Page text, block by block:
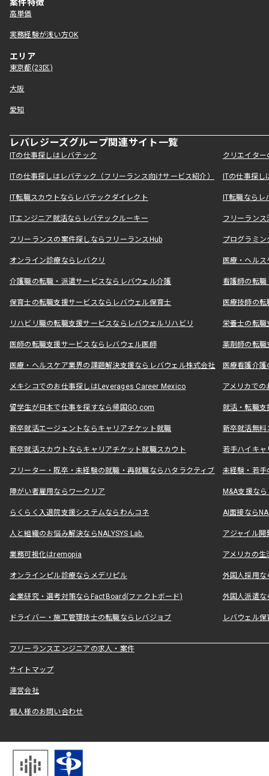
案件特徴
高単価
実務経験が浅い方OK
エリア
東京都(23区)
大阪
愛知
レバレジーズグループ関連サイト一覧
ITの仕事探しはレバテック クリエイタ
ITの仕事探しはレバテック（フリーランス向けサービス紹介） ITの仕事探
IT転職スカウトならレバテックダイレクト IT転職なら
ITエンジニア就活ならレバテックルーキー フリーラン
フリーランスの案件探しならフリーランスHub プログラミ
オンライン診療ならレバクリ 医療・ヘル
介護職の転職・派遣サービスならレバウェル介護 看護師の転
保育士の転職支援サービスならレバウェル保育士 医療技師の
リハビリ職の転職支援サービスならレバウェルリハビリ 栄養士の転
医師の転職支援サービスならレバウェル医師 薬剤師の転
医療・ヘルスケア業界の課題解決支援ならレバウェル株式会社 医療看護介
メキシコでのお仕事探しはLeverages Career Mexico アメリカで
留学生が日本で仕事を探すなら帰国GO.com 就活・転職
新卒就活エージェントならキャリアチケット就職 新卒就活無料
新卒就活スカウトならキャリアチケット就職スカウト 若手ハイキ
フリーター・既卒・未経験の就職・再就職ならハタラクティブ 未経験・若手
障がい者雇用ならワークリア M&A支援な
らくらく入退院支援システムならわんコネ AI面接なら
人と組織のお悩み解決ならNALYSYS Lab. アジャイル
業務可視化はremopia アメリカの
オンラインピル診療ならメデリピル 外国人採用
企業研究・選考対策ならFactBoard(ファクトボード) 外国人派遣な
ドライバー・施工管理技士の転職ならレバジョブ レバウェル
フリーランスエンジニアの求人・案件
サイトマップ
運営会社
個人様のお問い合わせ